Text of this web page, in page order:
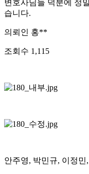
변호사님들 덕분에 정
습니다.
의뢰인 홍**
조회수 1,115
안주영, 박민규, 이정